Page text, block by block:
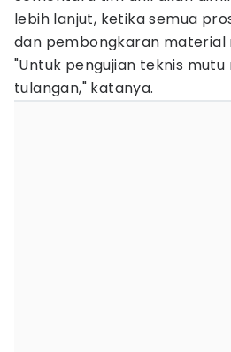
lebih lanjut, ketika semua
dan pembongkaran material
"Untuk pengujian teknis
tulangan," katanya.